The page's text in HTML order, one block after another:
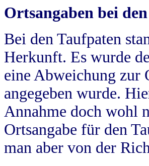
Ortsangaben bei
Bei den Taufpaten
Herkunft. Es wurde
eine Abweichung zur
angegeben wurde.
Annahme doch wohl
Ortsangabe für den
man aber von der